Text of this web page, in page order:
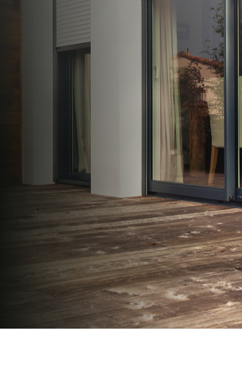
Segré-en-Anjou Bleu ?
N2PRO Fermetures est votre
roulant officiel pour vous
usines sans minimum d'achat -
technique chantier et service
07 83 35 69 17
MON DEVIS MOTEUR
Voir tous nos produits